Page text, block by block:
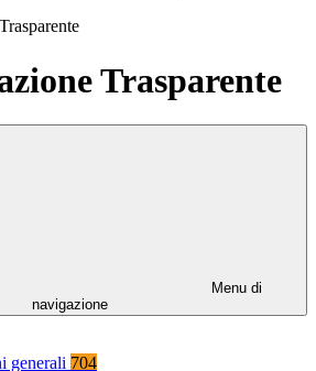
Trasparente
Menu di
navigazione
generali 704